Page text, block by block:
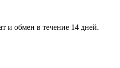
и обмен в течение 14 дней.